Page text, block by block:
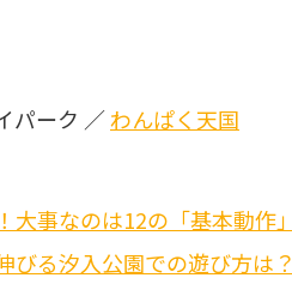
パーク ／わんぱく天国
事なのは12の「基本動作」
びる汐入公園での遊び方は？